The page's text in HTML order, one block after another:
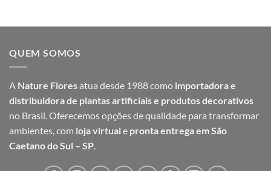
QUEM SOMOS
A Nature Floresatua desde 1988 como importadora e
distribuidora de plantas artificiais e produtos decorativos
no Brasil. Oferecemos opções de qualidade para transformar
ambientes, com loja virtual e pronta entrega em São
Caetano do Sul – SP.